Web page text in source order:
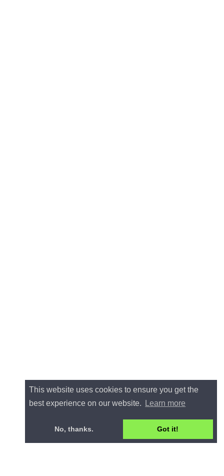
This website uses cookies to ensure you get the
best experience on our website.
Learn more
No, thanks. Got it!